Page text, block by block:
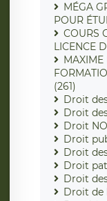
MÉGA
POUR
COURS
LICENCE
MAXIME
(261)
Droit
Droit
Droit
Droit
Droit
Droit
Droit
Droit de